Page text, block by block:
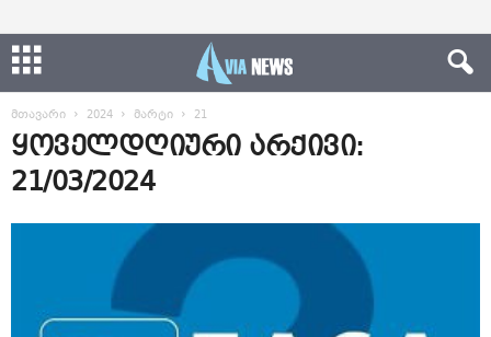
მთავარი 2024 მარტი 21
ყოველდღიური არქივი:
21/03/2024